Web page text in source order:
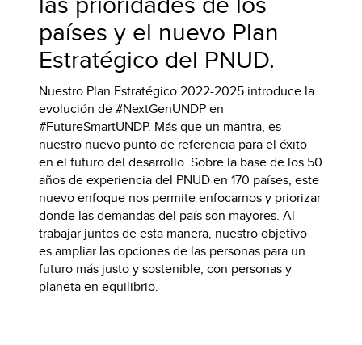
países y el nuevo Plan
Estratégico del PNUD.
Nuestro Plan Estratégico 2022-2025 introduce la
evolución de #NextGenUNDP en
#FutureSmartUNDP. Más que un mantra, es
nuestro nuevo punto de referencia para el éxito
en el futuro del desarrollo. Sobre la base de los 50
años de experiencia del PNUD en 170 países, este
nuevo enfoque nos permite enfocarnos y priorizar
donde las demandas del país son mayores. Al
trabajar juntos de esta manera, nuestro objetivo
es ampliar las opciones de las personas para un
futuro más justo y sostenible, con personas y
planeta en equilibrio.